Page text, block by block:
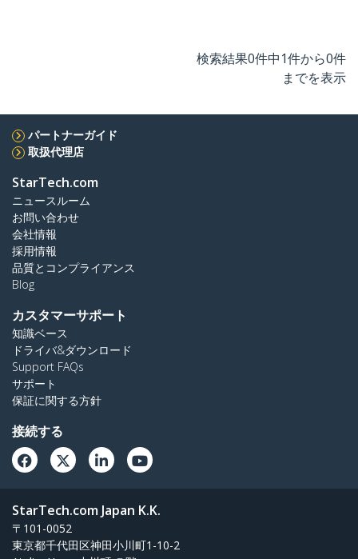
検索結果0件中1件から0件
までを表示
パートナーガイド
取扱代理店
StarTech.com
ニュースルーム
お問い合わせ
会社情報
採用情報
品質とコンプライアンス
Blog
カスタマーサポート
知識ベース
ドライバ&ダウンロード
Support FAQs
サポート
保証に関する方針
接続する
StarTech.com Japan K.K.
〒101-0052
東京都千代田区神田小川町1-10-2